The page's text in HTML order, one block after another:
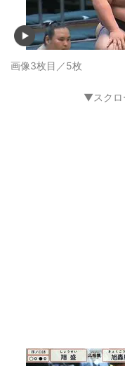
画像3枚目／5枚
▼スクロ